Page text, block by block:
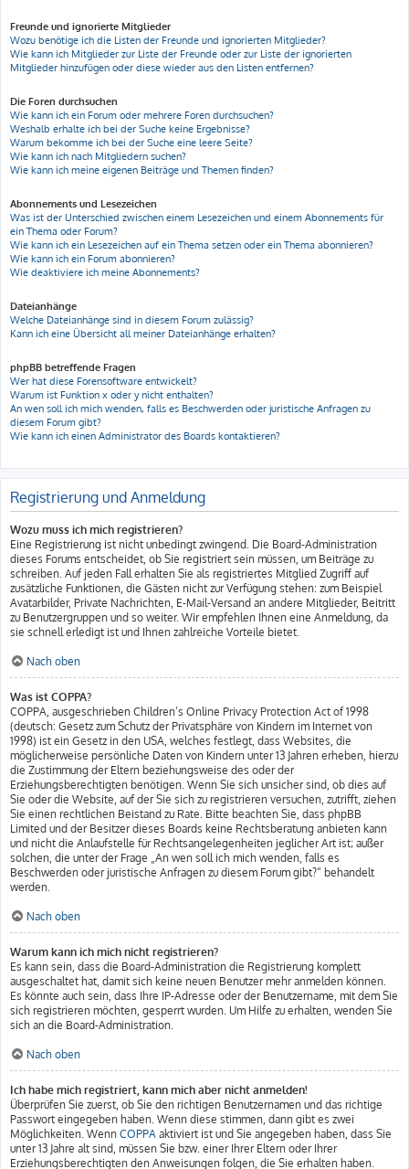
Freunde und ignorierte Mitglieder
Wozu benötige ich die Listen der Freunde und ignorierten Mitglieder?
Wie kann ich Mitglieder zur Liste der Freunde oder zur Liste der ignorierten
Mitglieder hinzufügen oder diese wieder aus den Listen entfernen?
Die Foren durchsuchen
Wie kann ich ein Forum oder mehrere Foren durchsuchen?
Weshalb erhalte ich bei der Suche keine Ergebnisse?
Warum bekomme ich bei der Suche eine leere Seite?
Wie kann ich nach Mitgliedern suchen?
Wie kann ich meine eigenen Beiträge und Themen finden?
Abonnements und Lesezeichen
Was ist der Unterschied zwischen einem Lesezeichen und einem Abonnements für
ein Thema oder Forum?
Wie kann ich ein Lesezeichen auf ein Thema setzen oder ein Thema abonnieren?
Wie kann ich ein Forum abonnieren?
Wie deaktiviere ich meine Abonnements?
Dateianhänge
Welche Dateianhänge sind in diesem Forum zulässig?
Kann ich eine Übersicht all meiner Dateianhänge erhalten?
phpBB betreffende Fragen
Wer hat diese Forensoftware entwickelt?
Warum ist Funktion x oder y nicht enthalten?
An wen soll ich mich wenden, falls es Beschwerden oder juristische Anfragen zu
diesem Forum gibt?
Wie kann ich einen Administrator des Boards kontaktieren?
Registrierung und Anmeldung
Wozu muss ich mich registrieren?
Eine Registrierung ist nicht unbedingt zwingend. Die Board-Administration
dieses Forums entscheidet, ob Sie registriert sein müssen, um Beiträge zu
schreiben. Auf jeden Fall erhalten Sie als registriertes Mitglied Zugriff auf
zusätzliche Funktionen, die Gästen nicht zur Verfügung stehen: zum Beispiel
Avatarbilder, Private Nachrichten, E-Mail-Versand an andere Mitglieder, Beitritt
zu Benutzergruppen und so weiter. Wir empfehlen Ihnen eine Anmeldung, da
sie schnell erledigt ist und Ihnen zahlreiche Vorteile bietet.
Nach oben
Was ist COPPA?
COPPA, ausgeschrieben Children’s Online Privacy Protection Act of 1998
(deutsch: Gesetz zum Schutz der Privatsphäre von Kindern im Internet von
1998) ist ein Gesetz in den USA, welches festlegt, dass Websites, die
möglicherweise persönliche Daten von Kindern unter 13 Jahren erheben, hierzu
die Zustimmung der Eltern beziehungsweise des oder der
Erziehungsberechtigten benötigen. Wenn Sie sich unsicher sind, ob dies auf
Sie oder die Website, auf der Sie sich zu registrieren versuchen, zutrifft, ziehen
Sie einen rechtlichen Beistand zu Rate. Bitte beachten Sie, dass phpBB
Limited und der Besitzer dieses Boards keine Rechtsberatung anbieten kann
und nicht die Anlaufstelle für Rechtsangelegenheiten jeglicher Art ist; außer
solchen, die unter der Frage „An wen soll ich mich wenden, falls es
Beschwerden oder juristische Anfragen zu diesem Forum gibt?“ behandelt
werden.
Nach oben
Warum kann ich mich nicht registrieren?
Es kann sein, dass die Board-Administration die Registrierung komplett
ausgeschaltet hat, damit sich keine neuen Benutzer mehr anmelden können.
Es könnte auch sein, dass Ihre IP-Adresse oder der Benutzername, mit dem Sie
sich registrieren möchten, gesperrt wurden. Um Hilfe zu erhalten, wenden Sie
sich an die Board-Administration.
Nach oben
Ich habe mich registriert, kann mich aber nicht anmelden!
Überprüfen Sie zuerst, ob Sie den richtigen Benutzernamen und das richtige
Passwort eingegeben haben. Wenn diese stimmen, dann gibt es zwei
Möglichkeiten. Wenn COPPA aktiviert ist und Sie angegeben haben, dass Sie
unter 13 Jahre alt sind, müssen Sie bzw. einer Ihrer Eltern oder Ihrer
Erziehungsberechtigten den Anweisungen folgen, die Sie erhalten haben.